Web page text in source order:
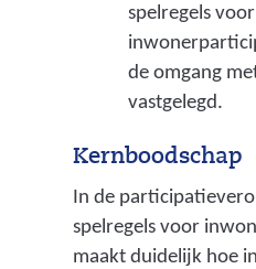
spelregels voor
de omgang
vastgelegd.
Kernboodschap
In de
spelregels voor
maakt duidelijk hoe